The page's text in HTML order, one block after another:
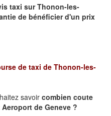
taxi surThonon-les-
de bénéficierd'un prix
de taxi de Thonon-les-
savoir combien coute
Aeroport de Geneve ?